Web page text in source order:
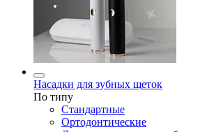
Насадки для зубных щеток
По типу
Стандартные
Ортодонтические